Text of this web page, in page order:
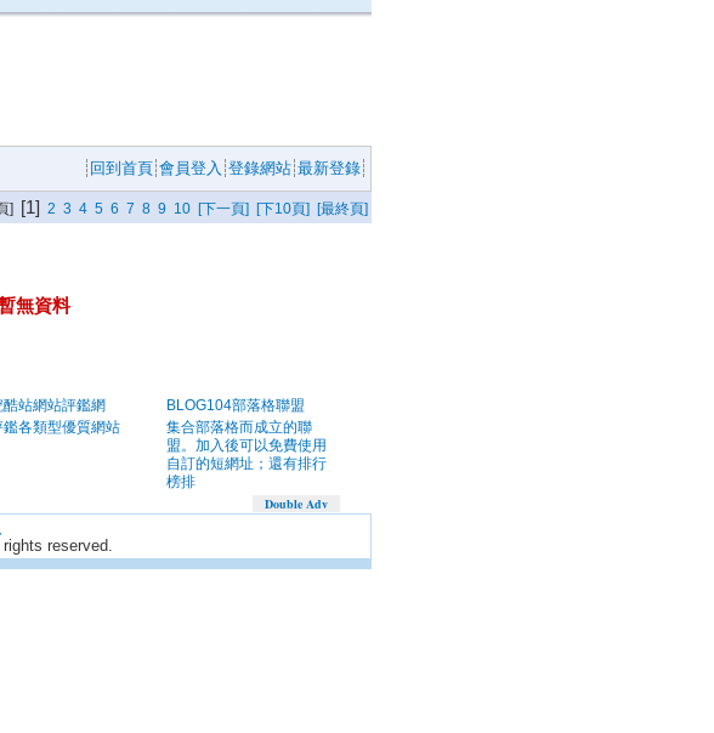
回到首頁 會員登入 登錄網站 最新登錄
] [1] 2 3 4 5 6 7 8 9 10 [下一頁] [下10頁] [最終頁]
無資料
酷站網站評鑑網
鑑各類型優質網站
BLOG104部落格聯盟
集合部落格而成立的聯
盟。加入後可以免費使用
自訂的短網址；還有排行
榜排
Double Adv
reserved.